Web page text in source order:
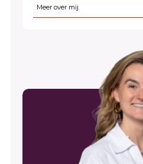
Meer over mij